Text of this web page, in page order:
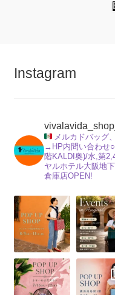
Instagram
メルカドバッグ
→HP内問い合わせ
階KALDI奥)/水,第
ヤルホテル大阪地
倉庫店OPEN!